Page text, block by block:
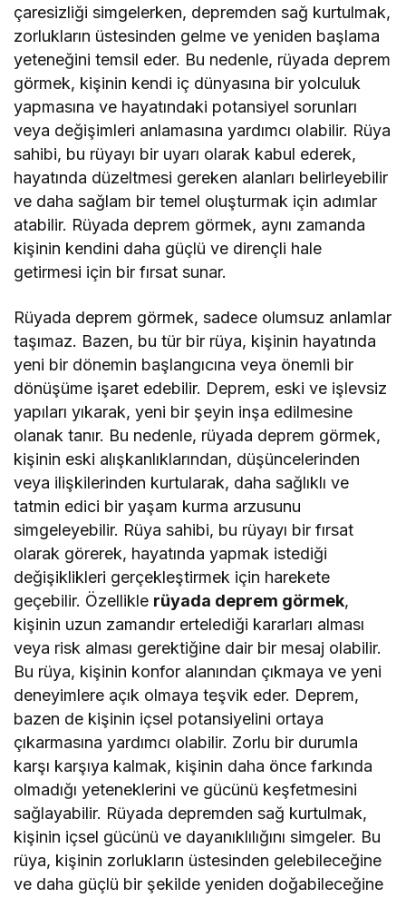
çaresizliği simgelerken, depremden sağ kurtulmak,
zorlukların üstesinden gelme ve yeniden başlama
yeteneğini temsil eder. Bu nedenle, rüyada deprem
görmek, kişinin kendi iç dünyasına bir yolculuk
yapmasına ve hayatındaki potansiyel sorunları
veya değişimleri anlamasına yardımcı olabilir. Rüya
sahibi, bu rüyayı bir uyarı olarak kabul ederek,
hayatında düzeltmesi gereken alanları belirleyebilir
ve daha sağlam bir temel oluşturmak için adımlar
atabilir. Rüyada deprem görmek, aynı zamanda
kişinin kendini daha güçlü ve dirençli hale
getirmesi için bir fırsat sunar.
Rüyada deprem görmek, sadece olumsuz anlamlar
taşımaz. Bazen, bu tür bir rüya, kişinin hayatında
yeni bir dönemin başlangıcına veya önemli bir
dönüşüme işaret edebilir. Deprem, eski ve işlevsiz
yapıları yıkarak, yeni bir şeyin inşa edilmesine
olanak tanır. Bu nedenle, rüyada deprem görmek,
kişinin eski alışkanlıklarından, düşüncelerinden
veya ilişkilerinden kurtularak, daha sağlıklı ve
tatmin edici bir yaşam kurma arzusunu
simgeleyebilir. Rüya sahibi, bu rüyayı bir fırsat
olarak görerek, hayatında yapmak istediği
değişiklikleri gerçekleştirmek için harekete
geçebilir. Özellikle rüyada deprem görmek,
kişinin uzun zamandır ertelediği kararları alması
veya risk alması gerektiğine dair bir mesaj olabilir.
Bu rüya, kişinin konfor alanından çıkmaya ve yeni
deneyimlere açık olmaya teşvik eder. Deprem,
bazen de kişinin içsel potansiyelini ortaya
çıkarmasına yardımcı olabilir. Zorlu bir durumla
karşı karşıya kalmak, kişinin daha önce farkında
olmadığı yeteneklerini ve gücünü keşfetmesini
sağlayabilir. Rüyada depremden sağ kurtulmak,
kişinin içsel gücünü ve dayanıklılığını simgeler. Bu
rüya, kişinin zorlukların üstesinden gelebileceğine
ve daha güçlü bir şekilde yeniden doğabileceğine